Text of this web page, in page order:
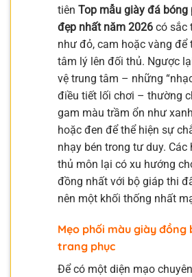
tiên Top mẫu giày đá bóng
đẹp nhất năm 2026 có sắc
như đỏ, cam hoặc vàng để
tâm lý lên đối thủ. Ngược
vệ trung tâm – những
điều tiết lối chơi – thường
gam màu trầm ổn như
hoặc đen để thể hiện sự
nhạy bén trong tư duy. Các
thủ môn lại có xu hướng
đồng nhất với bộ giáp thi
nên một khối thống nhất
Mẹo phối màu giày đồng
trang phục
Để có một diện mạo